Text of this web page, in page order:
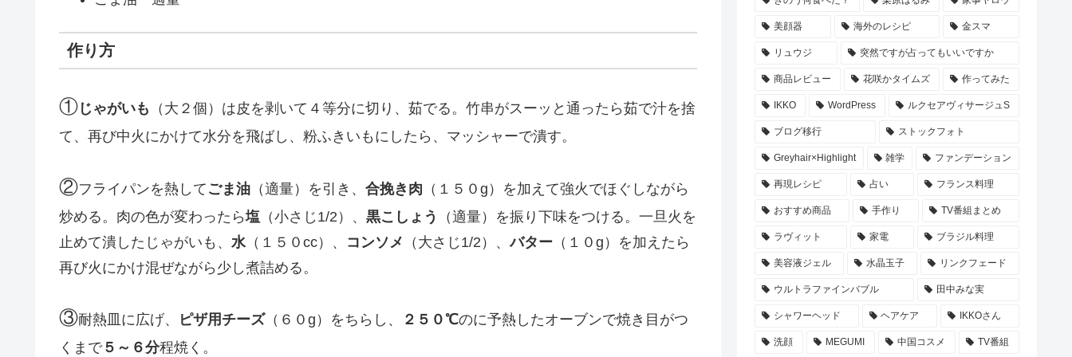
作り方
① じゃがいも （大２個）は皮を剥いて４等分に切り、茹でる。竹串がスーッと通ったら茹で汁を捨
て、再び中火にかけて水分を飛ばし、粉ふきいもにしたら、マッシャーで潰す。
②フライパンを熱して ごま油 （適量）を引き、 合挽き肉 （１５０g）を加えて強火でほぐしながら
炒める。肉の色が変わったら塩 （小さじ1/2）、 黒こしょう
（適量）を振り下味をつける。一旦火を
止めて潰したじゃがいも、 水 （１５０cc）、 コンソメ （大さじ1/2）、バター （１０g）を加えたら
再び火にかけ混ぜながら少し煮詰める。
③耐熱皿に広げ、 ピザ用チーズ（６０g）をちらし、 ２５０℃のに予熱したオーブンで焼き目がつ
くまで５～６分程焼く。
美顔器 海外のレシピ 金スマ
リュウジ 突然ですが占ってもいいですか
商品レビュー 花咲かタイムズ 作ってみた
IKKO WordPress ルクセアヴィサージュS
ブログ移行 ストックフォト
Greyhair×Highlight 雑学 ファンデーション
再現レシピ 占い フランス料理
おすすめ商品 手作り TV番組まとめ
ラヴィット 家電 ブラジル料理
美容液ジェル 水晶玉子 リンクフェード
ウルトラファインバブル 田中みな実
シャワーヘッド ヘアケア IKKOさん
洗顔 MEGUMI 中国コスメ TV番組